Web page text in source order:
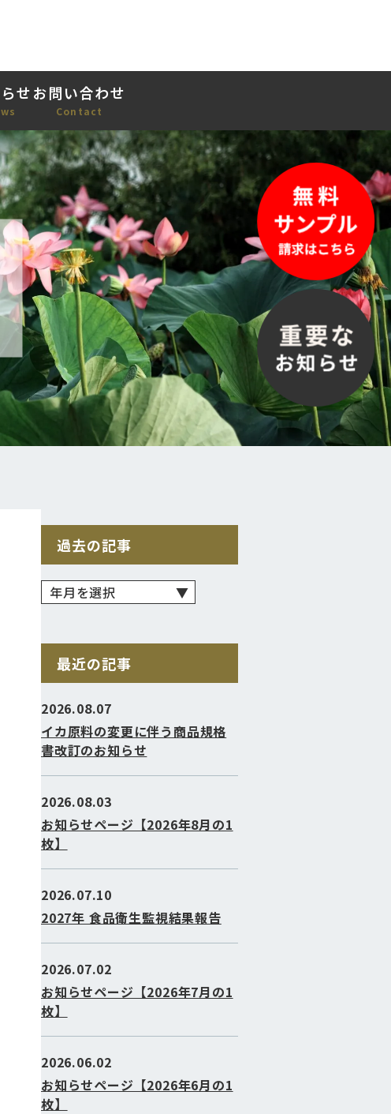
せお問い合わせ
Contact
過去の記事
最近の記事
2026.08.07
イカ原料の変更に伴う商品規格
書改訂のお知らせ
2026.08.03
お知らせページ【2026年8月の1
枚】
2026.07.10
2027年 食品衛生監視結果報告
2026.07.02
お知らせページ【2026年7月の1
枚】
2026.06.02
お知らせページ【2026年6月の1
枚】